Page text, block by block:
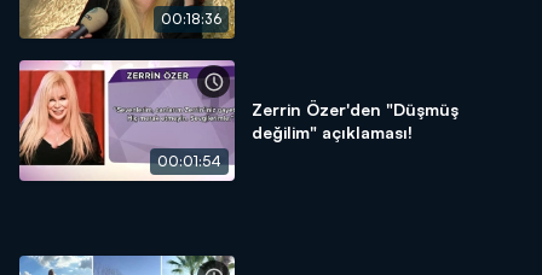
00:18:36
00:01:54
Zerrin Özer'den "Düşmüş
değilim" açıklaması!